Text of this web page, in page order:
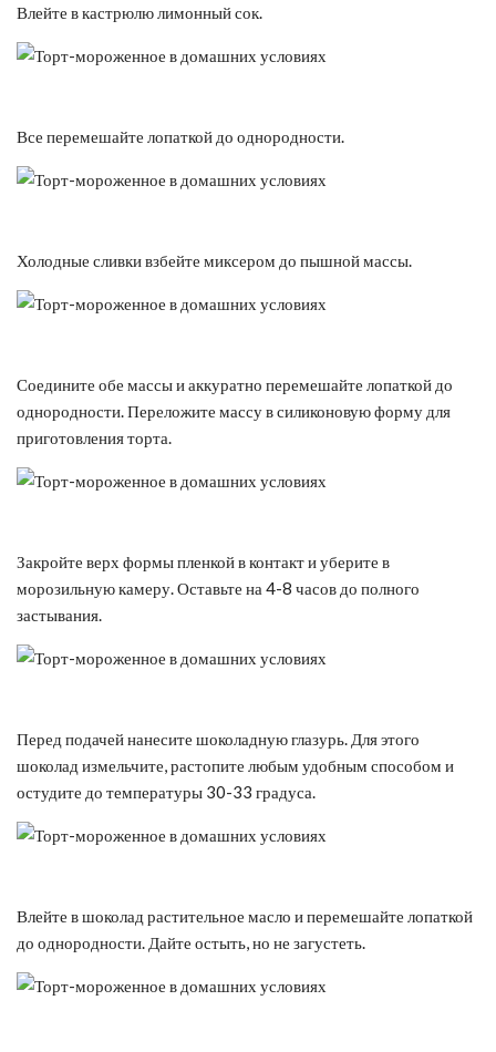
Влейте в кастрюлю лимонный сок.
Все перемешайте лопаткой до однородности.
Холодные сливки взбейте миксером до пышной массы.
Соедините обе массы и аккуратно перемешайте лопаткой до
однородности. Переложите массу в силиконовую форму для
приготовления торта.
Закройте верх формы пленкой в контакт и уберите в
морозильную камеру. Оставьте на 4-8 часов до полного
застывания.
Перед подачей нанесите шоколадную глазурь. Для этого
шоколад измельчите, растопите любым удобным способом и
остудите до температуры 30-33 градуса.
Влейте в шоколад растительное масло и перемешайте лопаткой
до однородности. Дайте остыть, но не загустеть.